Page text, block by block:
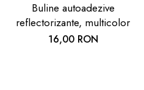
Buline autoadezive
reflectorizante, multicolor
16,00 RON